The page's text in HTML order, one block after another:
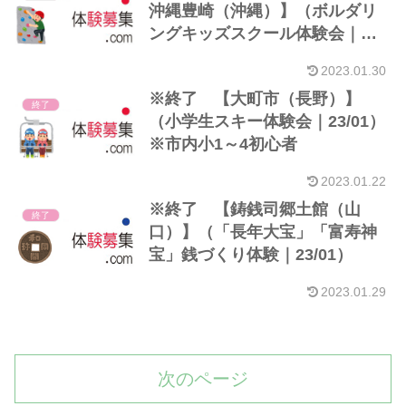
沖縄豊崎（沖縄）】（ボルダリ
ングキッズスクール体験会｜
2023.01.30
終了
※終了 【大町市（長野）】
（小学生スキー体験会｜23/01）
※市内小1～4初心者
2023.01.22
終了
※終了 【鋳銭司郷土館（山
口）】（「長年大宝」「富寿神
宝」銭づくり体験｜23/01）
2023.01.29
次のページ